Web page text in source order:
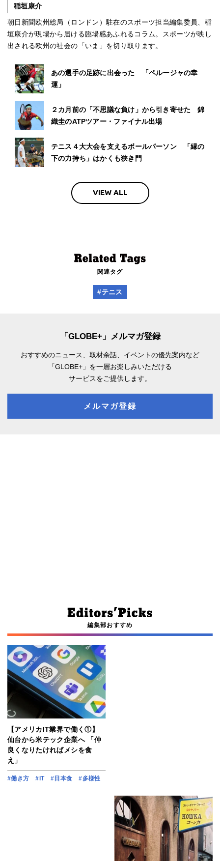
稲垣康介
朝日新聞欧州総局（ロンドン）駐在のスポーツ担当編集委員、稲
垣康介が現場から届ける臨場感あふれるコラム。スポーツが映し
出される欧州の社会の「いま」を切り取ります。
あの選手の足跡に出会った 「ペルージャの幸
運」
２カ月前の「不思議な負け」から引き寄せた 錦
織圭のATPツアー・ファイナル出場
テニス４大大会を支えるボールパーソン 「縁の
下の力持ち」はかくも狭き門
VIEW ALL
関連タグ
#テニス
「GLOBE+」メルマガ登録
おすすめのニュース、取材余話、 イベントの優先案内など
「GLOBE+」を一層お楽しみいただける
サービスをご提供します。
メルマガ登録
編集部おすすめ
【アメリカIT業界で働く①】
仙台から米テック企業へ 「仲
良くなりたければメシを食
え」
#働き方 #IT #日本食 #多様性